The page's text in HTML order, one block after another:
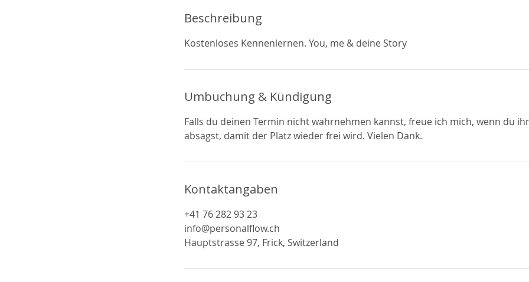
Beschreibung
Kostenloses Kennenlernen. You, me & deine Story
Umbuchung & Kündigung
Falls du deinen Termin nicht wahrnehmen kannst, freue ich mich, wenn du
absagst, damit der Platz wieder frei wird. Vielen Dank.
Kontaktangaben
+41 76 282 93 23‬
info@personalflow.ch
Hauptstrasse 97, Frick, Switzerland